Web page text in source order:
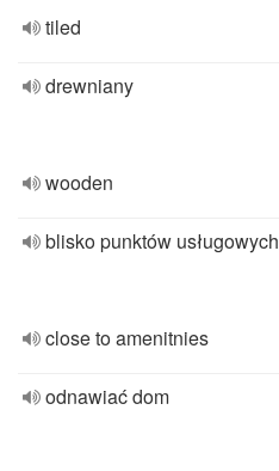
tiled
drewniany
wooden
blisko punktów usługowych
close to amenitnies
odnawiać dom